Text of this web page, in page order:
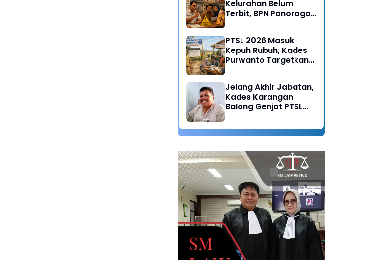
Kelurahan Belum
Terbit, BPN Ponorogo
PTSL 2026 Masuk
Kepuh Rubuh, Kades
Purwanto Targetkan
Jelang Akhir Jabatan,
Kades Karangan
Balong Genjot PTSL
Administrasi untuk
Generasi Mendatang